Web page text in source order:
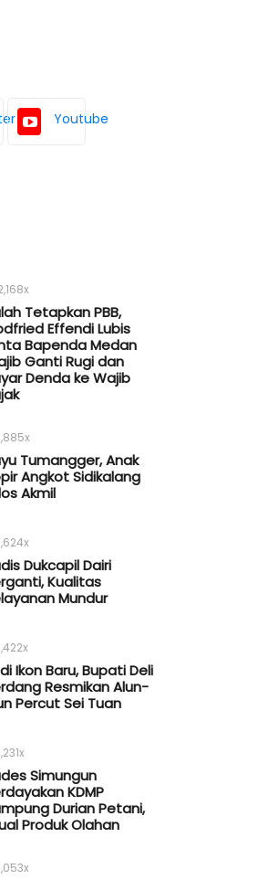
Youtube
Tetapkan PBB,
Effendi Lubis
Bapenda Medan
Ganti Rugi dan
Denda ke Wajib
Tumangger, Anak
Angkot Sidikalang
Akmil
Dukcapil Dairi
Kualitas
Mundur
Ikon Baru, Bupati Deli
Resmikan Alun-
Percut Sei Tuan
Simungun
KDMP
Durian Petani,
Produk Olahan